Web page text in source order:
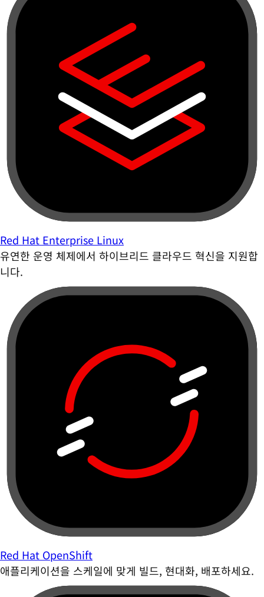
Red Hat Enterprise Linux
유연한 운영 체제에서 하이브리드 클라우드 혁신을 지원합
니다.
Red Hat OpenShift
애플리케이션을 스케일에 맞게 빌드, 현대화, 배포하세요.